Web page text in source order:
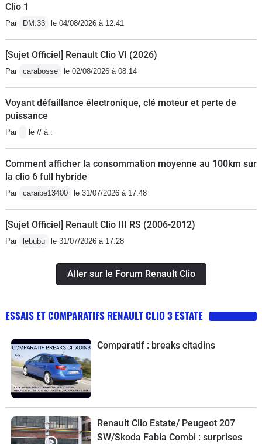
Clio 1
Par DM.33 le 04/08/2026 à 12:41
[Sujet Officiel] Renault Clio VI (2026)
Par carabosse le 02/08/2026 à 08:14
Voyant défaillance électronique, clé moteur et perte de
puissance
Par le // à :
Comment afficher la consommation moyenne au 100km sur
la clio 6 full hybride
Par caraibe13400 le 31/07/2026 à 17:48
[Sujet Officiel] Renault Clio III RS (2006-2012)
Par lebubu le 31/07/2026 à 17:28
Aller sur le Forum Renault Clio
ESSAIS ET COMPARATIFS RENAULT CLIO 3 ESTATE
Comparatif : breaks citadins
Renault Clio Estate/ Peugeot 207
SW/Skoda Fabia Combi : surprises